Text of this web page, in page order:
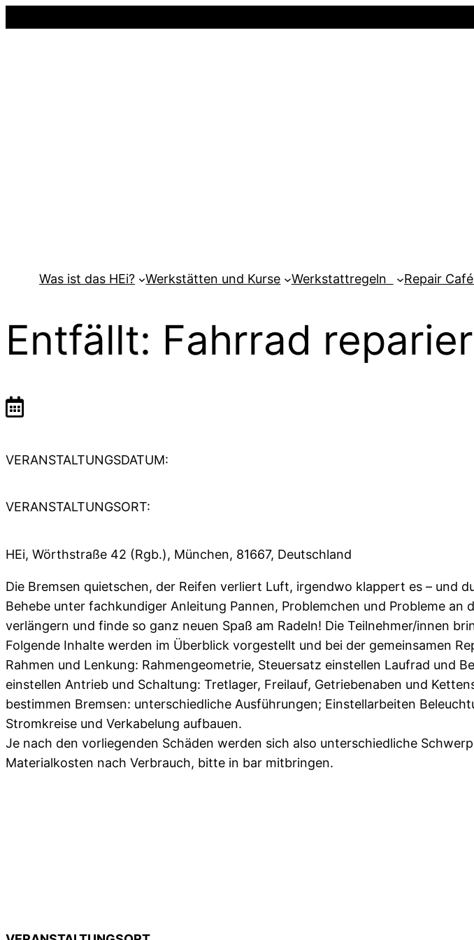
Was ist das HEi? Werkstätten und Kurse Werkstattregeln Repair Café
Entfällt: Fahrrad
VERANSTALTUNGSDATUM:
VERANSTALTUNGSORT:
HEi, Wörthstraße 42 (Rgb.), München, 81667, Deutschland
Die Bremsen quietschen, der Reifen verliert Luft, irgendwo klappert es – und
Behebe unter fachkundiger Anleitung Pannen, Problemchen und Probleme
verlängern und finde so ganz neuen Spaß am Radeln! Die Teilnehmer/innen
Folgende Inhalte werden im Überblick vorgestellt und bei der gemeinsamen
Rahmen und Lenkung: Rahmengeometrie, Steuersatz einstellen Laufrad und
einstellen Antrieb und Schaltung: Tretlager, Freilauf, Getriebenaben und
bestimmen Bremsen: unterschiedliche Ausführungen; Einstellarbeiten
Stromkreise und Verkabelung aufbauen.
Je nach den vorliegenden Schäden werden sich also unterschiedliche
Materialkosten nach Verbrauch, bitte in bar mitbringen.